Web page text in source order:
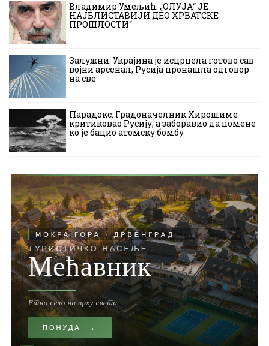
Владимир Умељић: „ОЛУЈА“ ЈЕ
НАЈБЛИСТАВИЈИ ДЕО ХРВАТСКЕ
ПРОШЛОСТИ“
Залужни: Украјина је исцрпела готово сав
војни арсенал, Русија пронашла одговор
на све
Парадокс: Градоначелник Хирошиме
критиковао Русију, а заборавио да помене
ко је бацио атомску бомбу